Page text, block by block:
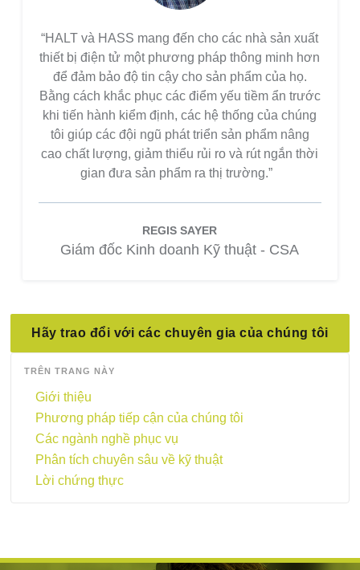
“HALT và HASS mang đến cho các nhà sản xuất
thiết bị điện tử một phương pháp thông minh hơn
để đảm bảo độ tin cậy cho sản phẩm của họ.
Bằng cách khắc phục các điểm yếu tiềm ẩn trước
khi tiến hành kiểm định, các hệ thống của chúng
tôi giúp các đội ngũ phát triển sản phẩm nâng
cao chất lượng, giảm thiểu rủi ro và rút ngắn thời
gian đưa sản phẩm ra thị trường.”
REGIS SAYER
Giám đốc Kinh doanh Kỹ thuật - CSA
Hãy trao đổi với các chuyên gia của chúng tôi
TRÊN TRANG NÀY
Giới thiệu
Phương pháp tiếp cận của chúng tôi
Các ngành nghề phục vụ
Phân tích chuyên sâu về kỹ thuật
Lời chứng thực